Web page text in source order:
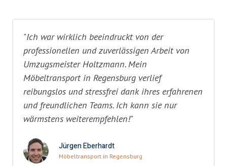
"Ich war wirklich beeindruckt von der
professionellen und zuverlässigen Arbeit von
Umzugsmeister Holtzmann. Mein
Möbeltransport in Regensburg verlief
reibungslos und stressfrei dank ihres erfahrenen
und freundlichen Teams. Ich kann sie nur
wärmstens weiterempfehlen!"
Jürgen Eberhardt
Möbeltransport in Regensburg